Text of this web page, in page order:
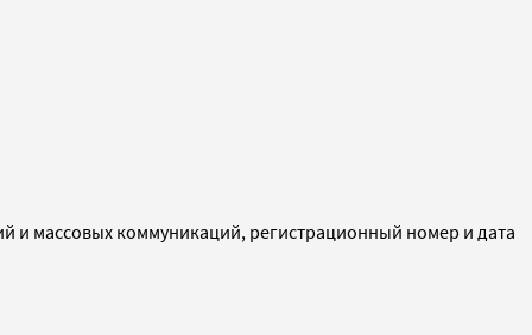
и массовых коммуникаций, регистрационный номер и дата